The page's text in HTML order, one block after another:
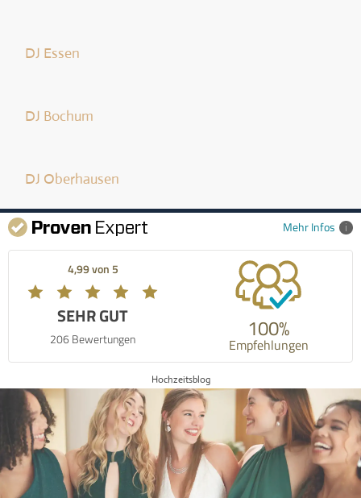
DJ Essen
DJ Bochum
DJ Oberhausen
Mehr Infos
4,99 von 5
SEHR GUT
206 Bewertungen 100%
Empfehlungen
Hochzeitsblog